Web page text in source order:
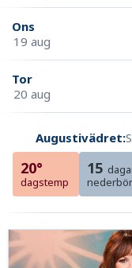
Ons
19 aug
Tor
20 aug
Augustivädret:
20°
dagstemp
15